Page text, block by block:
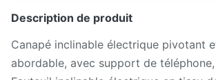
Description de produit
Canapé inclinable électrique pivotant
abordable, avec support de